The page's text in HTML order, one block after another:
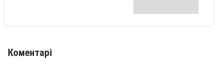
Коментарі